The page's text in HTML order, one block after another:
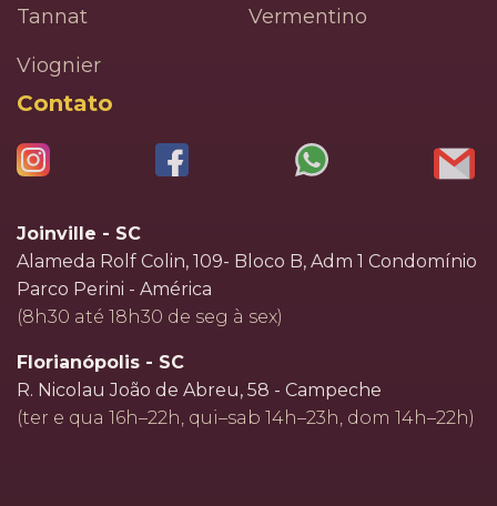
Tannat
Vermentino
Viognier
Contato
Joinville - SC
Alameda Rolf Colin, 109- Bloco B, Adm 1 Condomínio
Parco Perini - América
(8h30 até 18h30 de seg à sex)
Florianópolis - SC
R. Nicolau João de Abreu, 58 - Campeche
(ter e qua 16h–22h, qui–sab 14h–23h, dom 14h–22h)